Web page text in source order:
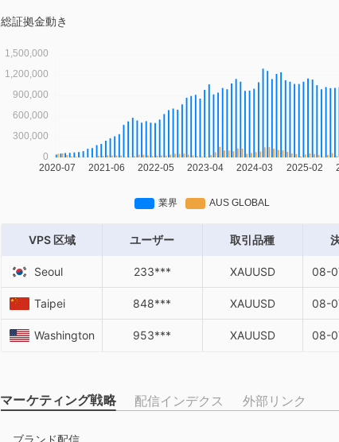
総証拠金動き
VPS 区域 ユーザー 取引品種
Seoul 233*** XAUUSD 08-
Taipei 848*** XAUUSD 08-
Washington 953*** XAUUSD 08-
マーケティング戦略 配信インデクス 外部リンク